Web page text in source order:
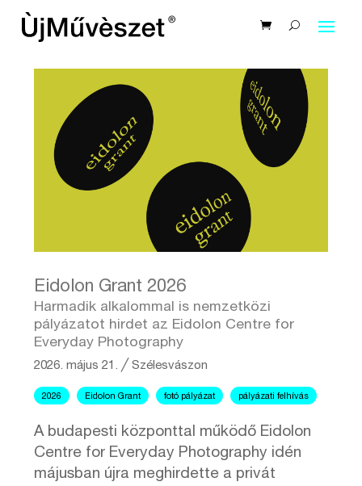
Eidolon Grant 2026
Harmadik alkalommal is nemzetközi
pályázatot hirdet az Eidolon Centre for
Everyday Photography
2026. május 21. ╱Szélesvászon
2026 Eidolon Grant fotó pályázat pályázati felhívás
A budapesti központtal működő Eidolon
Centre for Everyday Photography idén
májusban újra meghirdette a privát